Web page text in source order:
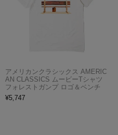
アメリカンクラシックス AMERIC
AN CLASSICS ムービーTシャツ
フォレストガンプ ロゴ＆ベンチ
¥5,747